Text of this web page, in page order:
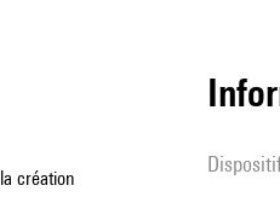
création